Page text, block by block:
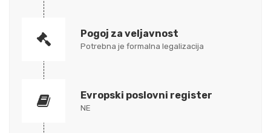
Pogoj za veljavnost
Potrebna je formalna legalizacija
Evropski poslovni register
NE